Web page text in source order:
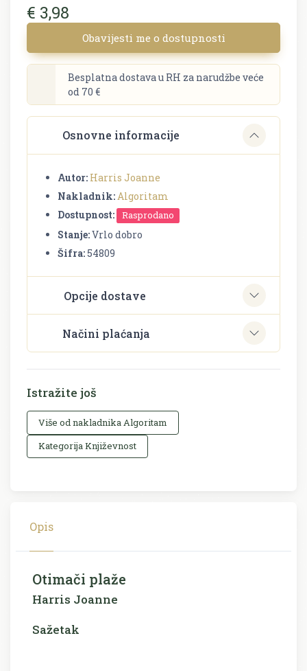
€ 3,98
Obavijesti me o dostupnosti
Besplatna dostava u RH za narudžbe veće
od 70 €
Osnovne informacije
Autor: Harris Joanne
Nakladnik: Algoritam
Dostupnost:
Rasprodano
Stanje:Vrlo dobro
Šifra:54809
Opcije dostave
Načini plaćanja
Istražite još
Više od nakladnika Algoritam
Kategorija Književnost
Opis
Otimači plaže
Harris Joanne
Sažetak